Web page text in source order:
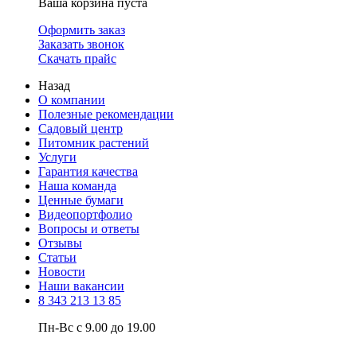
Ваша корзина пуста
Оформить заказ
Заказать звонок
Скачать прайс
Назад
О компании
Полезные рекомендации
Садовый центр
Питомник растений
Услуги
Гарантия качества
Наша команда
Ценные бумаги
Видеопортфолио
Вопросы и ответы
Отзывы
Статьи
Новости
Наши вакансии
8 343 213 13 85
Пн-Вс с 9.00 до 19.00